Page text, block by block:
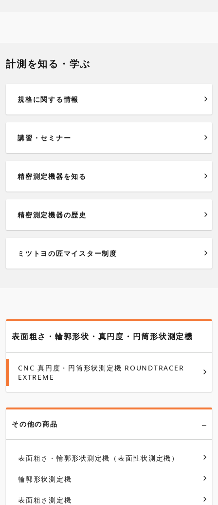
計測を知る・学ぶ
規格に関する情報
講習・セミナー
精密測定機器を知る
精密測定機器の歴史
ミツトヨの匠マイスター制度
表面粗さ・輪郭形状・真円度・円筒形状測定機
CNC 真円度・円筒形状測定機 ROUNDTRACER
EXTREME
その他の商品
表面粗さ・輪郭形状測定機（表面性状測定機）
輪郭形状測定機
表面粗さ測定機